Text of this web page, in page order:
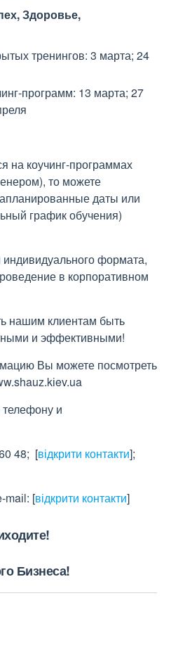
Здоровье,
тренингов: 3 марта; 24
программ: 13 марта; 27
на коучинг-программах
то можете
даты или
график обучения)
индивидуального формата,
в корпоративном
нашим клиентам быть
и эффективными!
Вы можете посмотреть
и
48; [відкрити контакти];
maіl: [відкрити контакти]
Бизнеса!